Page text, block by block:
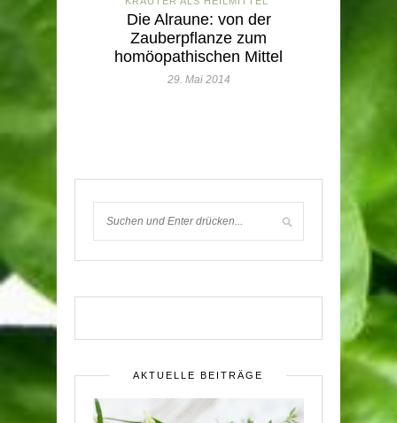
Die Alraune: von der
Zauberpflanze zum
homöopathischen Mittel
29. Mai 2014
AKTUELLE BEITRÄGE